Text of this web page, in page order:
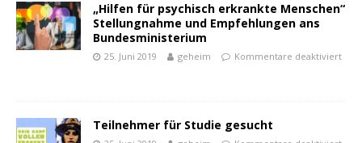
powered by
„Hilfen für psychisch erkrankte Menschen“
Stellungnahme und Empfehlungen ans
Bundesministerium
25. Juni 2019 geheim Kommentare deaktiviert
Teilnehmer für Studie gesucht